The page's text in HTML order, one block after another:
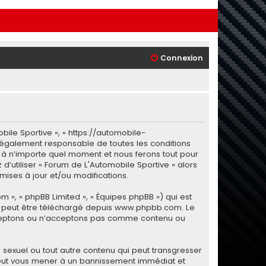
Connexion
Sportive », « https://automobile-
responsable de toutes les conditions
n’importe quel moment et nous ferons tout pour
« Forum de L'Automobile Sportive » alors
à jour et/ou modifications.
« phpBB Limited », « Équipes phpBB ») qui est
être téléchargé depuis www.phpbb.com. Le
ou n’acceptons pas comme contenu ou
ou tout autre contenu qui peut transgresser
vous mener à un bannissement immédiat et